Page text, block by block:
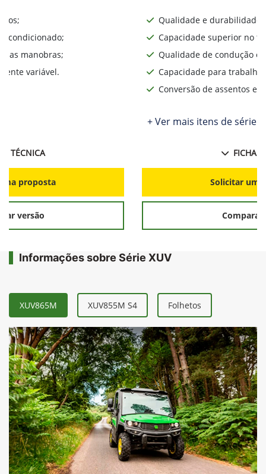
condicionado;
as manobras;
variável.
TÉCNICA
proposta
versão
Qualidade e durabilidade;
Capacidade superior no
Qualidade de condução o
Capacidade para
Conversão de assentos e
+ Ver mais itens de série
FICHA
Solicitar
Comparar
Informações sobre Série XUV
XUV865M XUV855M S4 Folhetos